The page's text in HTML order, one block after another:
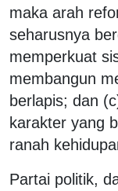
maka arah
seharusnya
memperkuat
membangun
berlapis; dan
karakter yang
ranah
Partai politik,